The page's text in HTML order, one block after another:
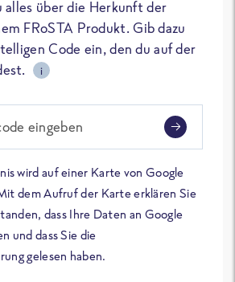
alles über die Herkunft der
FRoSTA Produkt. Gib dazu
Code ein, den du auf der
i
eingeben
wird auf einer Karte von Google
dem Aufruf der Karte erklären Sie
dass Ihre Daten an Google
und dass Sie die
gelesen haben.